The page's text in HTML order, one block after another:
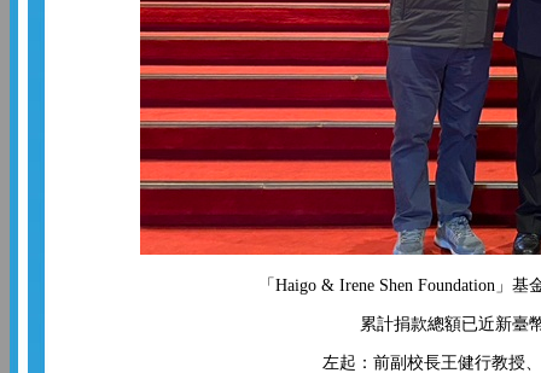
「Haigo & Irene Shen Foundation」
累計捐款總額已近新臺
左起：前副校長王健行教授